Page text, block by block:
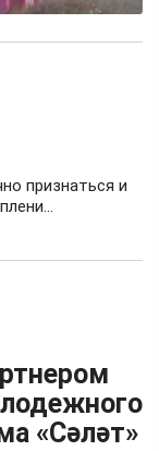
признаться и
«Сәләт»